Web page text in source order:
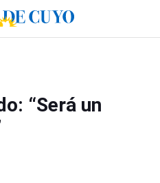
“Será un